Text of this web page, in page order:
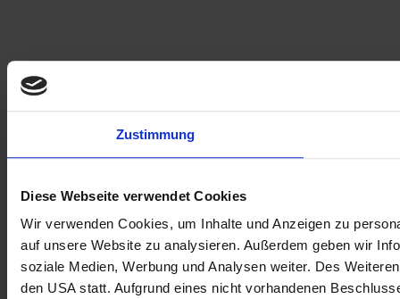
Zustimmung
Diese Webseite verwendet Cookies
Wir verwenden Cookies, um Inhalte und Anzeigen zu
auf unsere Website zu analysieren. Außerdem geben wir
soziale Medien, Werbung und Analysen weiter. Des
den USA statt. Aufgrund eines nicht vorhandenen